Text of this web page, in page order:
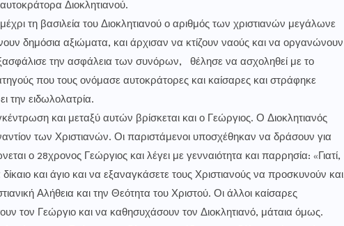
Διοκλητιανού.
τη βασιλεία του Διοκλητιανού ο αριθμός των χριστιανών μεγάλωνε
δημόσια αξιώματα, και άρχισαν να κτίζουν ναούς και να οργανώνουν
την ασφάλεια των συνόρων, θέλησε να ασχοληθεί με το
που τους ονόμασε αυτοκράτορες και καίσαρες και στράφηκε
την ειδωλολατρία.
και μεταξύ αυτών βρίσκεται και ο Γεώργιος. Ο Διοκλητιανός
των Χριστιανών. Οι παριστάμενοι υποσχέθηκαν να δράσουν για
ο 28χρονος Γεώργιος και λέγει με γενναιότητα και παρρησία: «Γιατί,
δίκαιο και άγιο και να εξαναγκάσετε τους Χριστιανούς να προσκυνούν και
Αλήθεια και την Θεότητα του Χριστού. Οι άλλοι καίσαρες
τον Γεώργιο και να καθησυχάσουν τον Διοκλητιανό, μάταια όμως.